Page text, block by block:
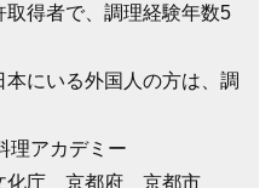
取得者で、調理経験年数5
にいる外国人の方は、調
理アカデミー
化庁 京都府 京都市